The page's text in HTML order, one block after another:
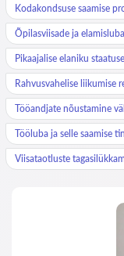
Kodakondsuse saamise
Õpilasviisade ja
Pikaajalise elaniku
Rahvusvahelise liikumise
Tööandjate nõustamine
Tööluba ja selle saamise
Viisataotluste